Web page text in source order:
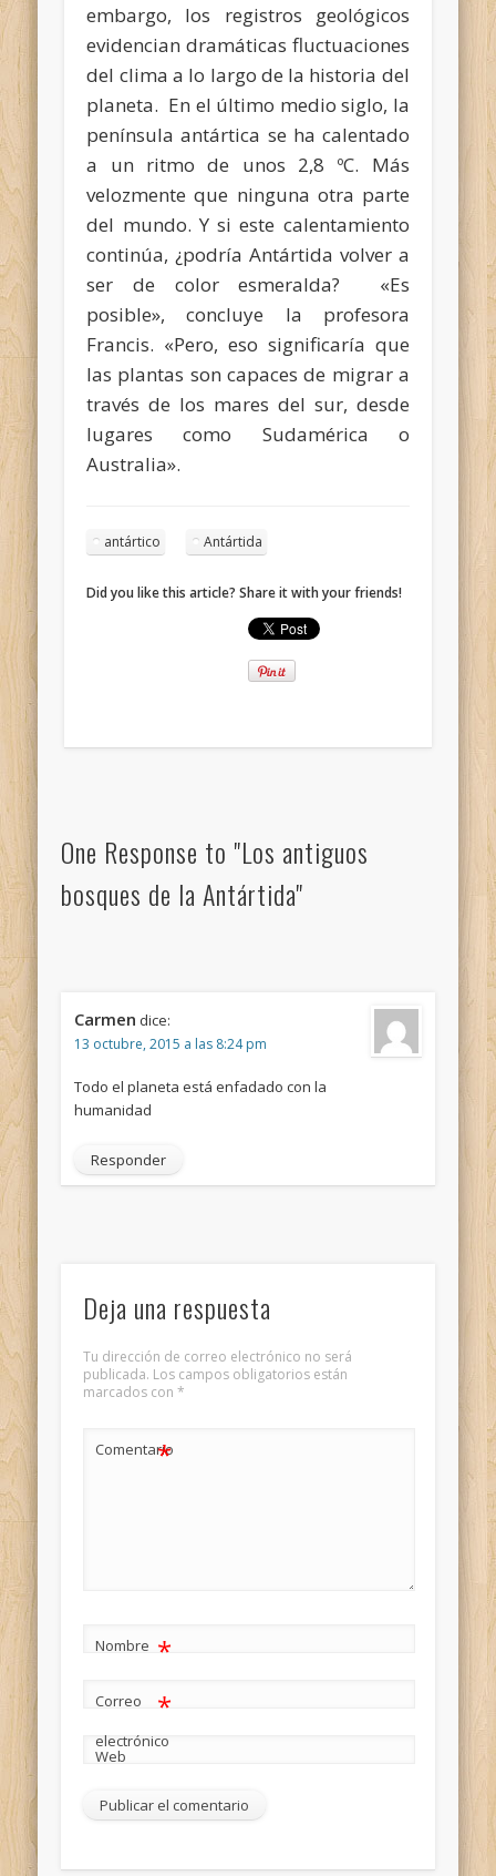
embargo, los registros geológicos
evidencian dramáticas fluctuaciones
del clima a lo largo de la historia del
planeta. En el último medio siglo, la
península antártica se ha calentado
a un ritmo de unos 2,8 ºC. Más
velozmente que ninguna otra parte
del mundo. Y si este calentamiento
continúa, ¿podría Antártida volver a
ser de color esmeralda? «Es
posible», concluye la profesora
Francis. «Pero, eso significaría que
las plantas son capaces de migrar a
través de los mares del sur, desde
lugares como Sudamérica o
Australia».
antártico Antártida
Did you like this article? Share it with your friends!
One Response to "Los antiguos
bosques de la Antártida"
Carmen dice:
13 octubre, 2015 a las 8:24 pm
Todo el planeta está enfadado con la
humanidad
Responder
Deja una respuesta
Tu dirección de correo electrónico no será
publicada. Los campos obligatorios están
marcados con *
Comentario
*
Nombre *
Correo
electrónico
*
Web